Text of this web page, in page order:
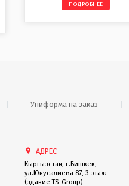
ПОДРОБНЕЕ
Униформа на заказ
АДРЕС
Кыргызстан, г.Бишкек,
ул.Юнусалиева 87, 3 этаж
(здание TS-Group)